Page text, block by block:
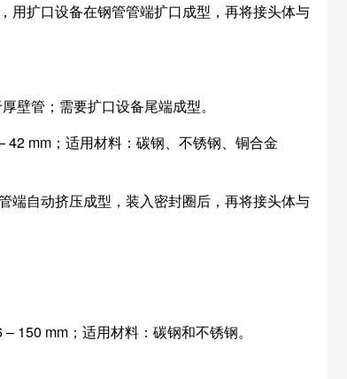
用扩口设备在钢管管端扩口成型，再将接头体与
壁管；需要扩口设备尾端成型。
mm；适用材料：碳钢、不锈钢、铜合金
端自动挤压成型，装入密封圈后，再将接头体与
150 mm；适用材料：碳钢和不锈钢。